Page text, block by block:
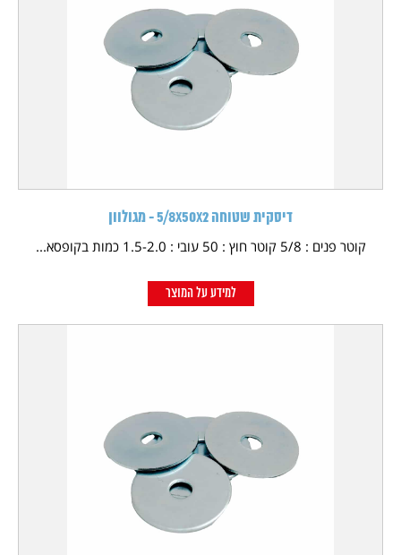
דיסקית שטוחה 5/8X50X2 - מגולוון
קוטר פנים : 5/8 קוטר חוץ : 50 עובי : 1.5-2.0 כמות בקופסא...
למידע על המוצר